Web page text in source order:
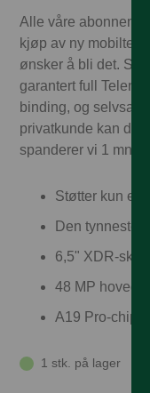
Alle våre
kjøp av ny
ønsker å bli det.
garantert full
binding, og selvsagt
privatkunde kan du
spanderer vi 1 mnd
Støtter kun
Den tynneste
6,5" XDR-
48 MP
A19 Pro-chip
1 stk. på lager